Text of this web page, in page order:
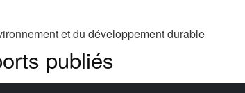
et du développement durable
publiés